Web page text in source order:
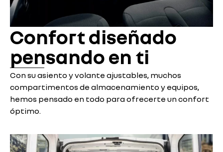
Confort diseñado
pensando en ti
Con su asiento y volante ajustables, muchos
compartimentos de almacenamiento y equipos,
hemos pensado en todo para ofrecerte un confort
óptimo.